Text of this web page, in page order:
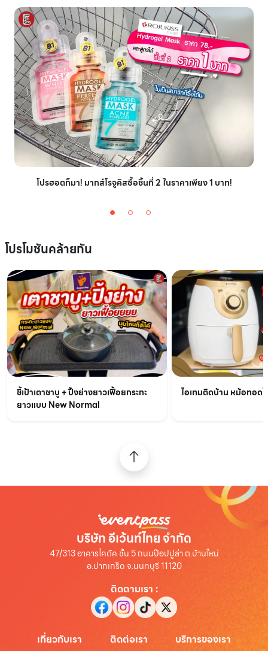
โปรฮอตก็มา! มากส์โรจูคิสซื้อชิ้นที่ 2 ในราคาเพียง 1 บาท!
โปรโมชันคล้ายกัน
ชี้เป้าเตาชาบู + ปิ้งย่างยาวเฟื้อยกระทะ
ยาวแบบ New Normal
ไอเทมติดบ้าน หม้อทอด
บริษัท อีเว้นท์ไทย จำกัด
47/313 อาคารไคตัค ชั้น 5 ถนนป๊อปปูล่า ต.บ้านใหม่
อ.ปากเกร็ด จ.นนทบุรี 11120
ติดตามเรา :
เกี่ยวกับเรา ติดต่อเรา บริการของเรา